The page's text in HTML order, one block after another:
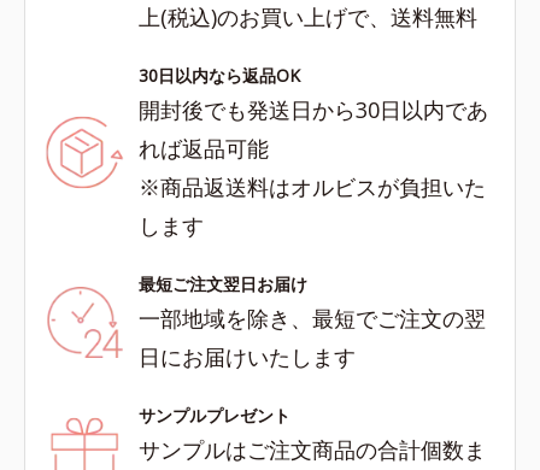
上(税込)のお買い上げで、送料無料
30日以内なら返品OK
開封後でも発送日から30日以内であ
れば返品可能
※商品返送料はオルビスが負担いた
します
最短ご注文翌日お届け
一部地域を除き、最短でご注文の翌
日にお届けいたします
サンプルプレゼント
サンプルはご注文商品の合計個数ま